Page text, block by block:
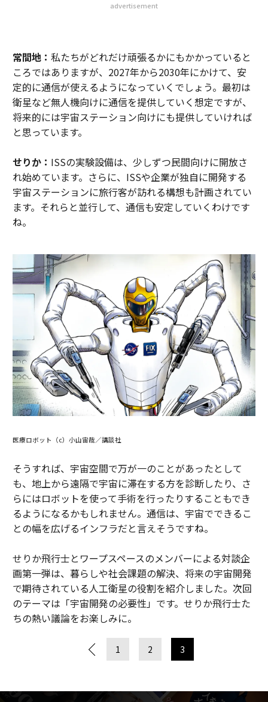
advertisement
常間地： 私たちがどれだけ頑張るかにもかかっていると
ころではありますが、2027年から2030年にかけて、安
定的に通信が使えるようになっていくでしょう。最初は
衛星など無人機向けに通信を提供していく想定ですが、
将来的には宇宙ステーション向けにも提供していければ
と思っています。
せりか： ISSの実験設備は、少しずつ民間向けに開放さ
れ始めています。さらに、ISSや企業が独自に開発する
宇宙ステーションに旅行客が訪れる構想も計画されてい
ます。それらと並行して、通信も安定していくわけです
ね。
医療ロボット（c）小山宙哉／講談社
そうすれば、宇宙空間で万が一のことがあったとして
も、地上から遠隔で宇宙に滞在する方を診断したり、さ
らにはロボットを使って手術を行ったりすることもでき
るようになるかもしれません。通信は、宇宙でできるこ
との幅を広げるインフラだと言えそうですね。
せりか飛行士とワープスペースのメンバーによる対談企
画第一弾は、暮らしや社会課題の解決、将来の宇宙開発
で期待されている人工衛星の役割を紹介しました。次回
のテーマは「宇宙開発の必要性」です。せりか飛行士た
ちの熱い議論をお楽しみに。
1 2 3